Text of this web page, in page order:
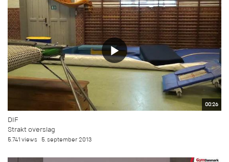
00:26
DIF
Strakt overslag
5.741 views 5. september 2013